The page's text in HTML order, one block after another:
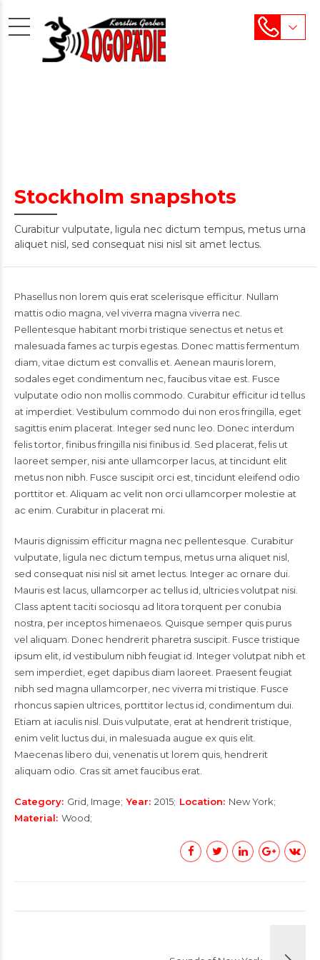
Stockholm snapshots
Curabitur vulputate, ligula nec dictum tempus, metus urna
aliquet nisl, sed consequat nisi nisl sit amet lectus.
Phasellus non lorem quis erat scelerisque efficitur. Nullam
mattis odio magna, vel viverra magna viverra nec.
Pellentesque habitant morbi tristique senectus et netus et
malesuada fames ac turpis egestas. Donec mattis fermentum
diam, vitae dictum est convallis et. Aenean mauris lorem,
sodales eget condimentum nec, faucibus vitae est. Fusce
vulputate odio non mollis commodo. Curabitur efficitur id tellus
at imperdiet. Vestibulum commodo dui non eros fringilla, eget
sagittis enim placerat. Integer sed nunc leo. Donec interdum
felis tortor, finibus fringilla nisi finibus id. Sed placerat, felis ut
laoreet semper, nisi ante ullamcorper lacus, at tincidunt elit
metus non nibh. Fusce suscipit orci est, tincidunt eleifend odio
porttitor et. Aliquam ac velit non orci ullamcorper molestie at
ac enim. Curabitur in placerat mi.
Mauris dignissim efficitur magna nec pellentesque. Curabitur
vulputate, ligula nec dictum tempus, metus urna aliquet nisl,
sed consequat nisi nisl sit amet lectus. Integer ac ornare dui.
Mauris est lacus, ullamcorper ac tellus id, ultricies volutpat nisi.
Class aptent taciti sociosqu ad litora torquent per conubia
nostra, per inceptos himenaeos. Quisque semper quis purus
vel aliquam. Donec hendrerit pharetra suscipit. Fusce tristique
ipsum elit, id vestibulum nibh feugiat id. Integer volutpat nibh et
sem imperdiet, eget dapibus diam laoreet. Praesent feugiat
nibh sed magna ullamcorper, nec viverra mi tristique. Fusce
rhoncus sapien ultrices, porttitor lectus id, condimentum dui.
Etiam at iaculis nisl. Duis vulputate, erat at hendrerit tristique,
enim velit luctus dui, in malesuada augue ex quis elit.
Maecenas libero dui, venenatis ut lorem quis, hendrerit
aliquam odio. Cras sit amet faucibus erat.
Category Grid, Image Year 2015 Location
New York
Material Wood